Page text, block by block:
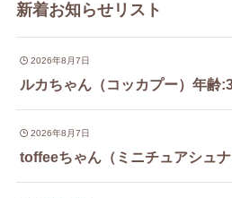
新着お知らせリスト
2026年8月7日
ルカちゃん（コッカプー）年齢
2026年8月7日
toffeeちゃん（ミニチュアシュ